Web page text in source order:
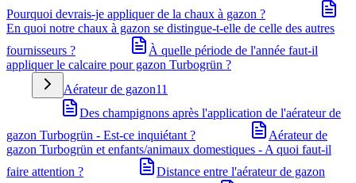
Pourquoi devrais-je appliquer de la chaux à gazon ?
En quoi notre chaux à gazon se distingue-t-elle de celle des autres
fournisseurs ?
À quelle période de l'année faut-il
appliquer le calcaire pour gazon Turbogrün ?
Aérateur de gazon11
Des champignons après l'application de l'aérateur de
gazon Turbogrün - Est-ce inquiétant ?
Aérateur de
gazon Turbogrün et enfants/animaux domestiques - A quoi faut-il
faire attention ?
Distance entre l'aérateur de gazon